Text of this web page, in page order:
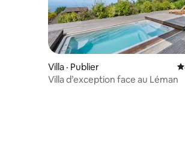
Villa · Publier
Villa d’exception face au Léman